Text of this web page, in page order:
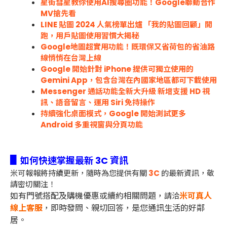
星街彗星教你使用AI搜尋圈功能！Google聯動合作
MV搶先看
LINE 貼圖 2024 人氣榜單出爐 「我的貼圖回顧」開
跑，用戶貼圖使用習慣大揭秘
Google地圖超實用功能！既環保又省荷包的省油路
線悄悄在台灣上線
Google 開始針對 iPhone 提供可獨立使用的
Gemini App，包含台灣在內國家地區都可下載使用
Messenger 通話功能全新大升級 新增支援 HD 視
訊、語音留言、運用 Siri 免持操作
持續強化桌面模式，Google 開始測試更多
Android 多重視窗與分頁功能
如何快速掌握最新 3C 資訊
米可報報將持續更新，隨時為您提供有關3C 的最新資訊，敬
請密切關注！
如有門號搭配及購機優惠或續約相關問題， 請洽米可真人
線上客服 ，即時發問、親切回答，是您通訊生活的好鄰
居。